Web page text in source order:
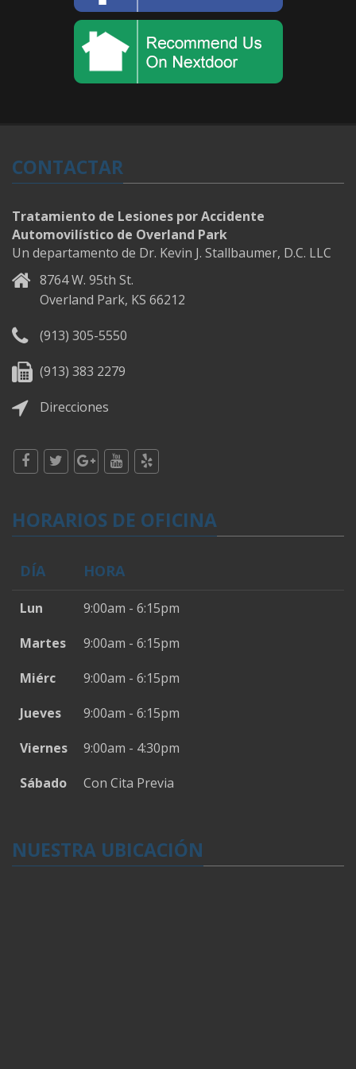
CONTACTAR
Tratamiento de Lesiones por Accidente
Automovilístico de Overland Park
Un departamento de Dr. Kevin J. Stallbaumer, D.C. LLC
8764 W. 95th St.
Overland Park, KS 66212
(913) 305-5550
(913) 383 2279
Direcciones
HORARIOS DE OFICINA
DÍA HORA
Lun
9:00am - 6:15pm
Martes
9:00am - 6:15pm
Miérc
9:00am - 6:15pm
Jueves
9:00am - 6:15pm
Viernes
9:00am - 4:30pm
Sábado
Con Cita Previa
NUESTRA UBICACIÓN